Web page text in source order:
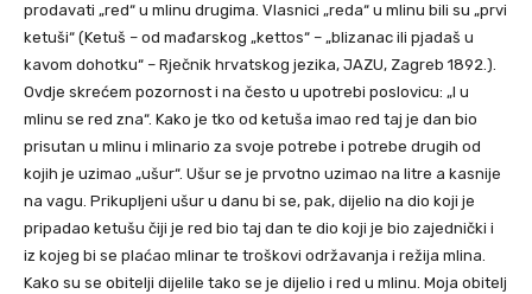
prodavati „red“ u mlinu drugima. Vlasnici „reda“ u mlinu bili su „prvi
ketuši“ (Ketuš – od mađarskog „kettos“ – „blizanac ili pjadaš u
kavom dohotku“ – Rječnik hrvatskog jezika, JAZU, Zagreb 1892.).
Ovdje skrećem pozornost i na često u upotrebi poslovicu: „I u
mlinu se red zna“. Kako je tko od ketuša imao red taj je dan bio
prisutan u mlinu i mlinario za svoje potrebe i potrebe drugih od
kojih je uzimao „ušur“. Ušur se je prvotno uzimao na litre a kasnije
na vagu. Prikupljeni ušur u danu bi se, pak, dijelio na dio koji je
pripadao ketušu čiji je red bio taj dan te dio koji je bio zajednički i
iz kojeg bi se plaćao mlinar te troškovi održavanja i režija mlina.
Kako su se obitelji dijelile tako se je dijelio i red u mlinu. Moja obitelj